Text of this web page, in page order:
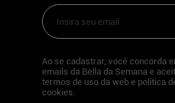
Ao se cadastrar, você concorda
emails da Bella da Semana e
termos de uso da web e política
cookies.